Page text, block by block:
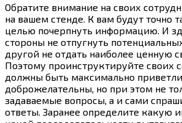
Обратите внимание на своих
на вашем стенде. К вам будут точно
целью почерпнуть информацию. И
стороны не отпугнуть
другой не отдать наиболее ценную
Поэтому проинструктируйте своих
должны быть максимально
доброжелательны, но при этом не
задаваемые вопросы, а и сами
ответы. Заранее определите какую